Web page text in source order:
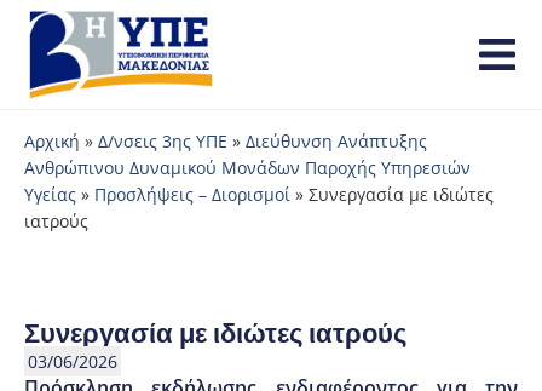
Αρχική » Δ/νσεις 3ης ΥΠΕ » Διεύθυνση Ανάπτυξης
Ανθρώπινου Δυναμικού Μονάδων Παροχής Υπηρεσιών
Υγείας » Προσλήψεις – Διορισμοί » Συνεργασία με ιδιώτες
ιατρούς
Συνεργασία με ιδιώτες ιατρούς
03/06/2026